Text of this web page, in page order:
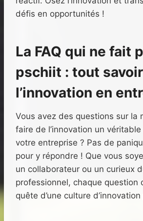
défis en opportunités !
La FAQ qui ne fait
pschiit : tout
l’innovation en
Vous avez des questions sur la
faire de l’innovation un
votre entreprise ? Pas de
pour y répondre ! Que vous
un collaborateur ou un curieux
professionnel, chaque question
quête d’une culture